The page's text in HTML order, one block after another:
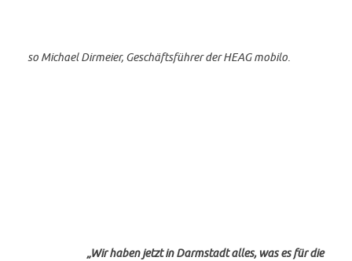
so Michael Dirmeier, Geschäftsführer der HEAG mobilo.
„Wir haben jetzt in Darmstadt alles, was es für die